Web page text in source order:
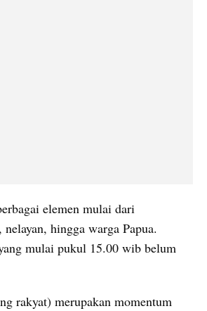
elemen mulai dari
hingga warga Papua.
mulai pukul 15.00 wib belum
rakyat) merupakan momentum